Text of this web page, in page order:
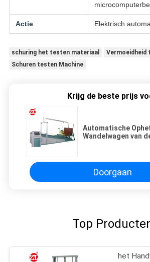
Actie Elektrisch
schuring het testen materiaal
Vermoeidheid
Schuren testen Machine
Krijg de beste prijs
Automatische
Wandelwagen van
Doorgaan
Top
het